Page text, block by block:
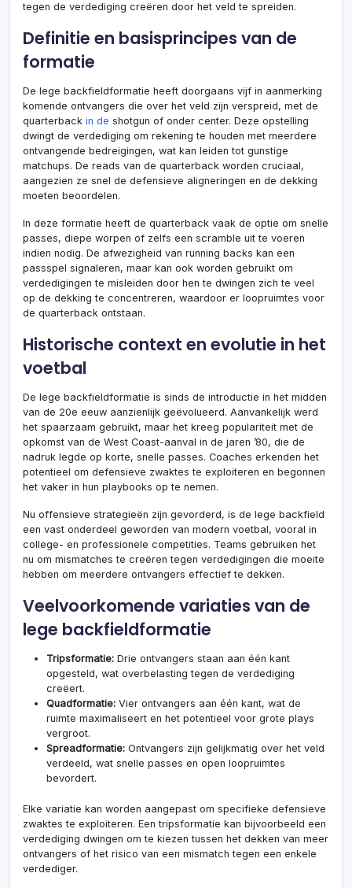
tegen de verdediging creëren door het veld te spreiden.
Definitie en basisprincipes van de
formatie
De lege backfieldformatie heeft doorgaans vijf in aanmerking
komende ontvangers die over het veld zijn verspreid, met de
quarterback in de shotgun of onder center. Deze opstelling
dwingt de verdediging om rekening te houden met meerdere
ontvangende bedreigingen, wat kan leiden tot gunstige
matchups. De reads van de quarterback worden cruciaal,
aangezien ze snel de defensieve aligneringen en de dekking
moeten beoordelen.
In deze formatie heeft de quarterback vaak de optie om snelle
passes, diepe worpen of zelfs een scramble uit te voeren
indien nodig. De afwezigheid van running backs kan een
passspel signaleren, maar kan ook worden gebruikt om
verdedigingen te misleiden door hen te dwingen zich te veel
op de dekking te concentreren, waardoor er loopruimtes voor
de quarterback ontstaan.
Historische context en evolutie in het
voetbal
De lege backfieldformatie is sinds de introductie in het midden
van de 20e eeuw aanzienlijk geëvolueerd. Aanvankelijk werd
het spaarzaam gebruikt, maar het kreeg populariteit met de
opkomst van de West Coast-aanval in de jaren ’80, die de
nadruk legde op korte, snelle passes. Coaches erkenden het
potentieel om defensieve zwaktes te exploiteren en begonnen
het vaker in hun playbooks op te nemen.
Nu offensieve strategieën zijn gevorderd, is de lege backfield
een vast onderdeel geworden van modern voetbal, vooral in
college- en professionele competities. Teams gebruiken het
nu om mismatches te creëren tegen verdedigingen die moeite
hebben om meerdere ontvangers effectief te dekken.
Veelvoorkomende variaties van de
lege backfieldformatie
Tripsformatie: Drie ontvangers staan aan één kant
opgesteld, wat overbelasting tegen de verdediging
creëert.
Quadformatie: Vier ontvangers aan één kant, wat de
ruimte maximaliseert en het potentieel voor grote plays
vergroot.
Spreadformatie: Ontvangers zijn gelijkmatig over het veld
verdeeld, wat snelle passes en open loopruimtes
bevordert.
Elke variatie kan worden aangepast om specifieke defensieve
zwaktes te exploiteren. Een tripsformatie kan bijvoorbeeld een
verdediging dwingen om te kiezen tussen het dekken van meer
ontvangers of het risico van een mismatch tegen een enkele
verdediger.